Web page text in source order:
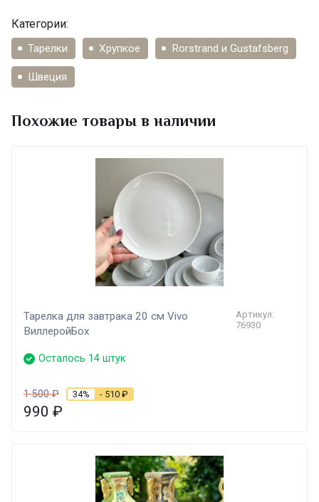
Категории:
Тарелки Хрупкое Rorstrand и Gustafsberg
Швеция
Похожие товары в наличии
Тарелка для завтрака 20 см Vivo
ВиллеройБох
Артикул:
76930
Осталось 14 штук
1 500₽ 34% - 510 ₽
990 ₽